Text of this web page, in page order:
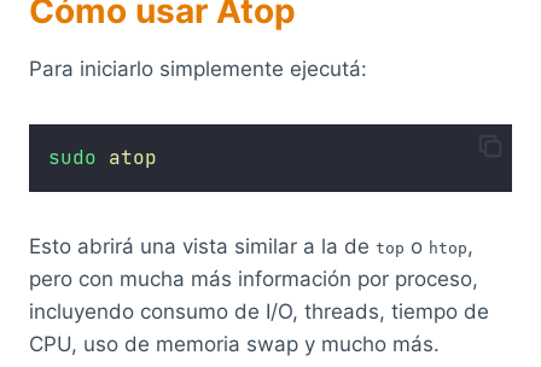
Cómo usar Atop
Para iniciarlo simplemente ejecutá:
sudo atop
Esto abrirá una vista similar a la de top o htop ,
pero con mucha más información por proceso,
incluyendo consumo de I/O, threads, tiempo de
CPU, uso de memoria swap y mucho más.